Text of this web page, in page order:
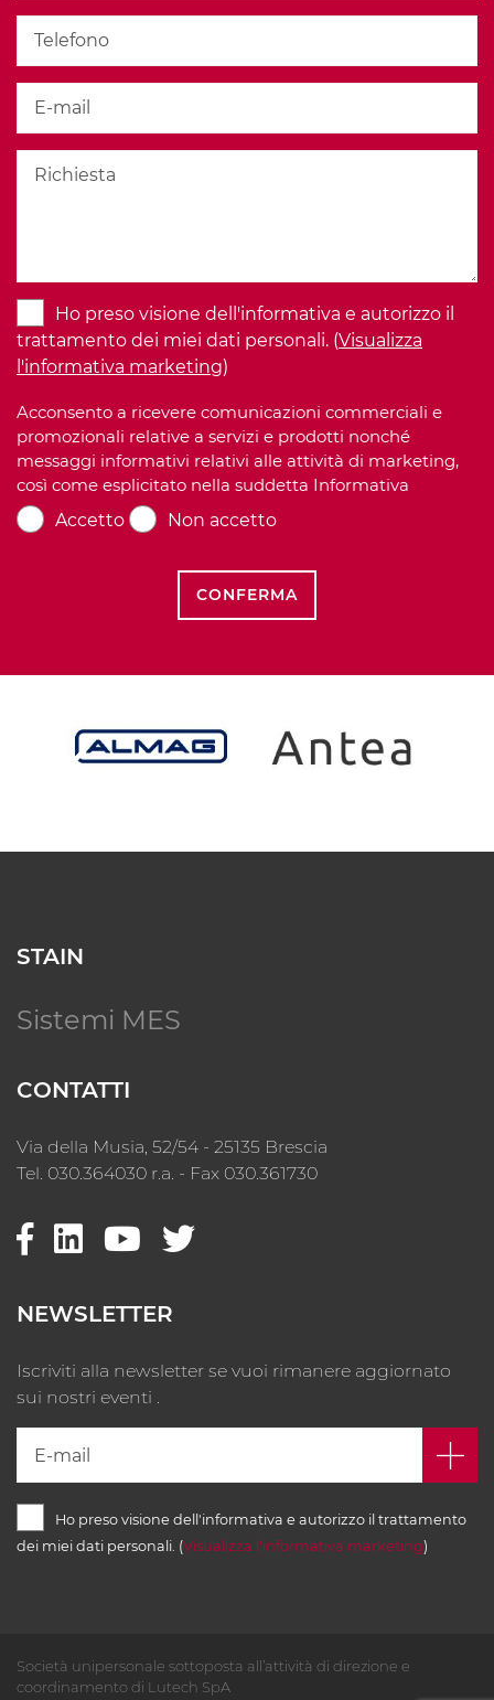
Ho preso visione dell'informativa e autorizzo il
trattamento dei miei dati personali. (Visualizza
l'informativa marketing)
Acconsento a ricevere comunicazioni commerciali e
promozionali relative a servizi e prodotti nonché
messaggi informativi relativi alle attività di marketing,
così come esplicitato nella suddetta Informativa
Accetto
Non accetto
CONFERMA
STAIN
Sistemi MES
CONTATTI
Via della Musia, 52/54 - 25135 Brescia
Tel. 030.364030 r.a. - Fax 030.361730
NEWSLETTER
Iscriviti alla newsletter se vuoi rimanere aggiornato
sui nostri eventi .
Ho preso visione dell'informativa e autorizzo il trattamento
dei miei dati personali. (Visualizza l'informativa marketing)
Società unipersonale sottoposta all’attività di direzione e
coordinamento di Lutech SpA